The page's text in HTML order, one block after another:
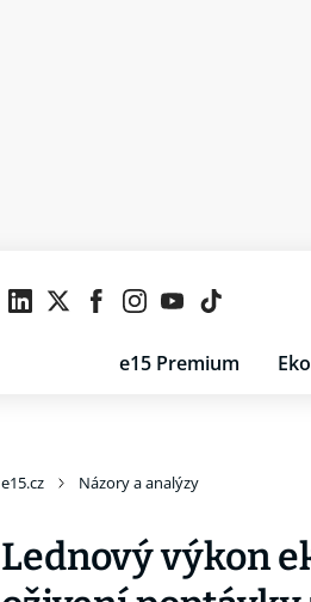
e15 Premium
e15.cz Názory a analýzy
Lednový výkon